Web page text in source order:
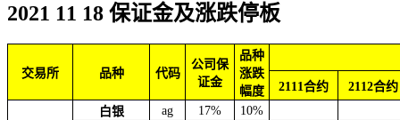
2021 11 18 保证金及涨跌停板
交易所 品种 代码
公司保
证金
品种
涨跌
幅度
2111合约 2112合约
白银 ag 17%
10%